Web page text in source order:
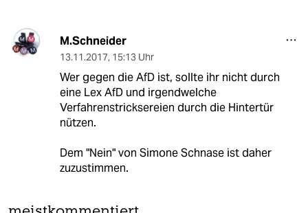
M.Schneider
13.11.2017, 15:13 Uhr
Wer gegen die AfD ist, sollte ihr nicht durch
eine Lex AfD und irgendwelche
Verfahrenstricksereien durch die Hintertür
nützen.
Dem "Nein" von Simone Schnase ist daher
zuzustimmen.